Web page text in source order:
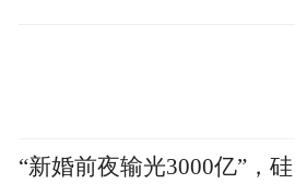
“新婚前夜输光3000亿”，硅